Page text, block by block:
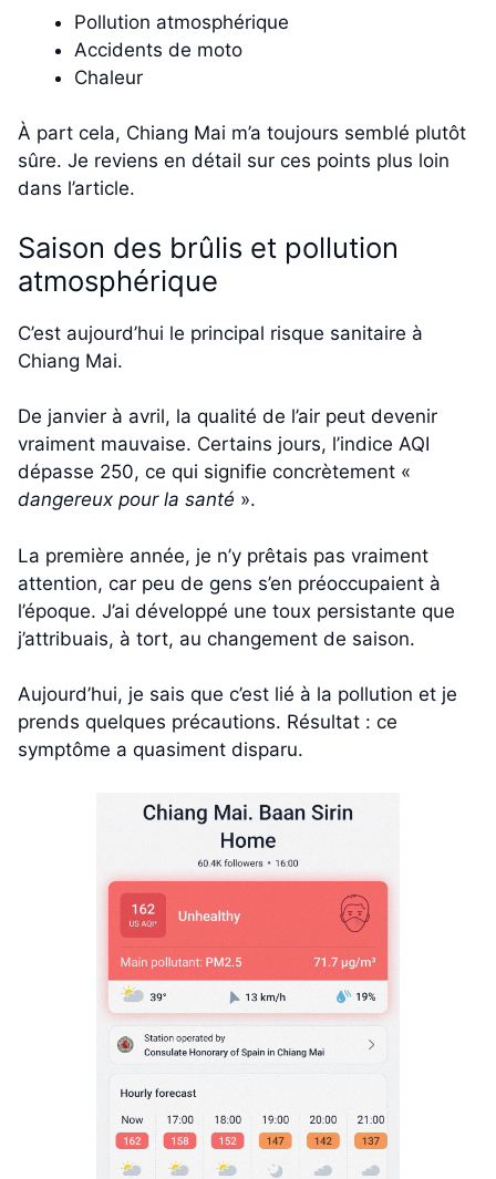
Pollution atmosphérique
Accidents de moto
Chaleur
À part cela, Chiang Mai m’a toujours semblé plutôt
sûre. Je reviens en détail sur ces points plus loin
dans l’article.
Saison des brûlis et pollution
atmosphérique
C’est aujourd’hui le principal risque sanitaire à
Chiang Mai.
De janvier à avril, la qualité de l’air peut devenir
vraiment mauvaise. Certains jours, l’indice AQI
dépasse 250, ce qui signifie concrètement «
dangereux pour la santé ».
La première année, je n’y prêtais pas vraiment
attention, car peu de gens s’en préoccupaient à
l’époque. J’ai développé une toux persistante que
j’attribuais, à tort, au changement de saison.
Aujourd’hui, je sais que c’est lié à la pollution et je
prends quelques précautions. Résultat : ce
symptôme a quasiment disparu.